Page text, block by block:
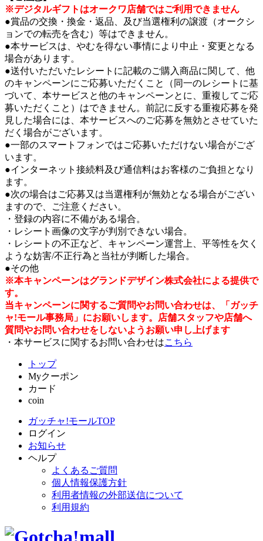
※デジタルギフトはオークワ店舗ではご利用できません
●賞品の交換・換金・返品、及び当選権利の譲渡（オークシ
ョンでの転売を含む）等はできません。
●本サービスは、やむを得ない事情により中止・変更となる
場合があります。
●送付いただいたレシートに記載のご購入商品に関して、他
のキャンペーンにご応募いただくこと（同一のレシートに基
づいて、本サービスと他のキャンペーンとに、重複してご応
募いただくこと）はできません。前記に反する重複応募を発
見した場合には、本サービスへのご応募を無効とさせていた
だく場合がございます。
●一部のスマートフォンではご応募いただけない場合がござ
います。
●インターネット接続料及び通信料はお客様のご負担となり
ます。
●次の場合はご応募又は当選権利が無効となる場合がござい
ますので、ご注意ください。
・登録の内容に不備がある場合。
・レシート画像の文字が判別できない場合。
・レシートの不正など、キャンペーン運営上、平等性を欠く
ような妨害/不正行為と当社が判断した場合。
●その他
※本キャンペーンはグランドデザイン株式会社による提供で
す。
当キャンペーンに関するご質問やお問い合わせは、「ガッチ
ャ!モール事務局」にお願いします。店舗スタッフや店舗へ
質問やお問い合わせをしないようお願い申し上げます
・本サービスに関するお問い合わせはこちら
トップ
Myクーポン
カード
coin
ガッチャ!モールTOP
ログイン
お知らせ
ヘルプ
よくあるご質問
個人情報保護方針
利用者情報の外部送信について
利用規約